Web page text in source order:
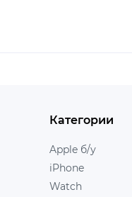
Категории
Apple б/у
iPhone
Watch